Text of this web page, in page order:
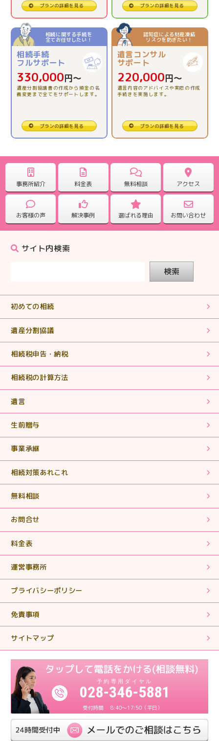
【相続税申告】とても親切で、安心でした。
2025.12.12
【相続税精算課税制度の活用】理解できました。
2025.11.26
【相続税申告】全ておまかせ出来たので安心でした。
2025.10.31
【相続税申告】一人で悩む前に、専門に相談してみて。
2025.09.25
【相続税申告】どんな事でも聞いて対応していただけま
した。
2025.09.25
【相続税申告】電話対応もこまめで心強かったです。
【相続税申告】ていねいに対応していただきありがとう
【相続税申告】誰にも相談するつてのない方の支えとな
っていって下さい。
2025.07.31
【相続税申告】丁寧な説明でわかりやすくとても助かり
ました。
2025.06.18
【相続税申告・手続き】まさに「救世主」！ヒーローそ
のものでした。
2025.05.02
【相続税申告】丁寧に対応していただきありがとうござ
いました。
2025.01.28
ございました。
【相続税申告・手続き】簡単な質問に対しても親身にな
って対応していただきありがとうございます。
2024.11.11
【相続税申告】親身になって対応してくださり、とても
感謝しております。
【相続税申告】丁寧にわかりやすく対応していただけま
プランの詳細を見る プランの詳細を見る
相続に関する手続を
全てお任せしたい！
相続手続
フルサポート
330,000円〜
遺産分割協議書の作成から預金の名
義変更まで全てをサポートします。
プランの詳細を見る
認知症による財産凍結
リスクを防ぎたい！
遺言コンサル
サポート
220,000円〜
遺言内容のアドバイスや実際の作成
手続きを実施します。
プランの詳細を見る
事務所紹介 料金表 無料相談 アクセス
お客様の声 解決事例 選ばれる理由 お問い合わせ
サイト内検索
検索
初めての相続
遺産分割協議
相続税申告・納税
相続税の計算方法
遺言
生前贈与
事業承継
相続対策あれこれ
無料相談
お問合せ
料金表
運営事務所
プライバシーポリシー
免責事項
サイトマップ
028-346-5881
8:40～17:50（平日）